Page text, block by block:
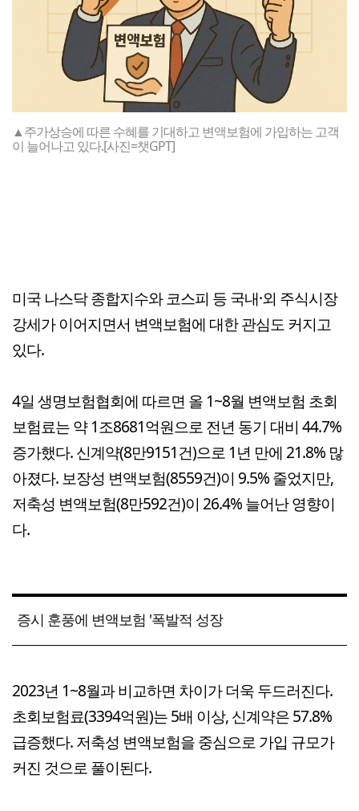
▲주가상승에 따른 수혜를 기대하고 변액보험에 가입하는 고객
이 늘어나고 있다.[사진=챗GPT]
미국 나스닥 종합지수와 코스피 등 국내·외 주식시장
강세가 이어지면서 변액보험에 대한 관심도 커지고
있다.
4일 생명보험협회에 따르면 올 1~8월 변액보험 초회
보험료는 약 1조8681억원으로 전년 동기 대비 44.7%
증가했다. 신계약(8만9151건)으로 1년 만에 21.8% 많
아졌다. 보장성 변액보험(8559건)이 9.5% 줄었지만,
저축성 변액보험(8만592건)이 26.4% 늘어난 영향이
다.
증시 훈풍에 변액보험 '폭발적 성장
2023년 1~8월과 비교하면 차이가 더욱 두드러진다.
초회보험료(3394억원)는 5배 이상, 신계약은 57.8%
급증했다. 저축성 변액보험을 중심으로 가입 규모가
커진 것으로 풀이된다.